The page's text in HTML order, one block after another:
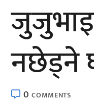
नछेड्ने
0COMMENTS